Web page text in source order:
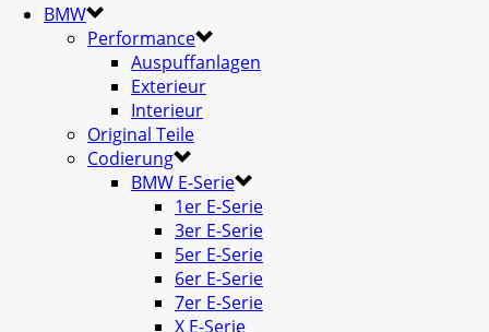
BMW
Performance
Auspuffanlagen
Exterieur
Interieur
Original Teile
Codierung
BMW E-Serie
1er E-Serie
3er E-Serie
5er E-Serie
6er E-Serie
7er E-Serie
X E-Serie